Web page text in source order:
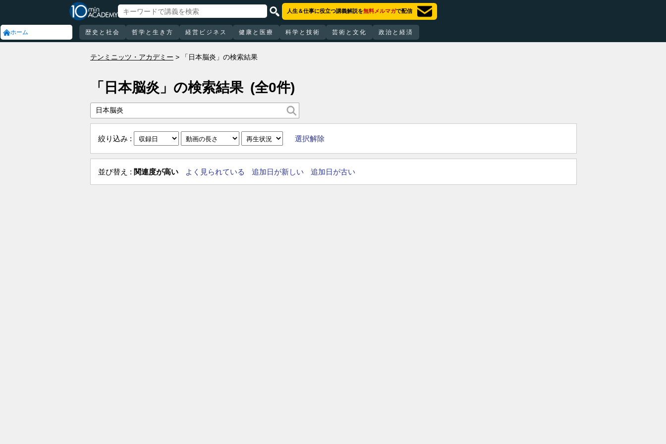
ホーム
人生＆仕事に役立つ講義解説を無料メルマガで配信
歴史と社会 哲学と生き方 経営ビジネス 健康と医療 科学と技術 芸術と文化 政治と経済
テンミニッツ・アカデミー 「日本脳炎」の検索結果
「日本脳炎」の検索結果 (全0件)
絞り込み : 選択解除
並び替え : 関連度が高い よく見られている 追加日が新しい 追加日が古い